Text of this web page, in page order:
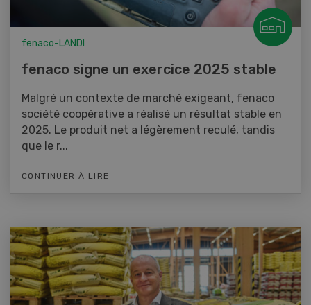
fenaco-LANDI
fenaco signe un exercice 2025 stable
Malgré un contexte de marché exigeant, fenaco
société coopérative a réalisé un résultat stable en
2025. Le produit net a légèrement reculé, tandis
que le r...
CONTINUER À LIRE